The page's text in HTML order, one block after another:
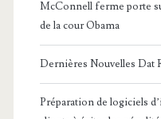
McConnell ferme porte
de la cour Obama
Dernières Nouvelles Dat
Préparation de logiciels